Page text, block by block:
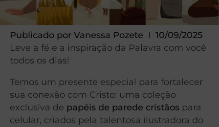
Publicado por Vanessa Pozete
10/09/2025
Leve a fé e a inspiração da Palavra com você
todos os dias!
Temos um presente especial para fortalecer
sua conexão com Cristo: uma coleção
exclusiva de papéis de parede cristãos para
celular, criados pela talentosa ilustradora do